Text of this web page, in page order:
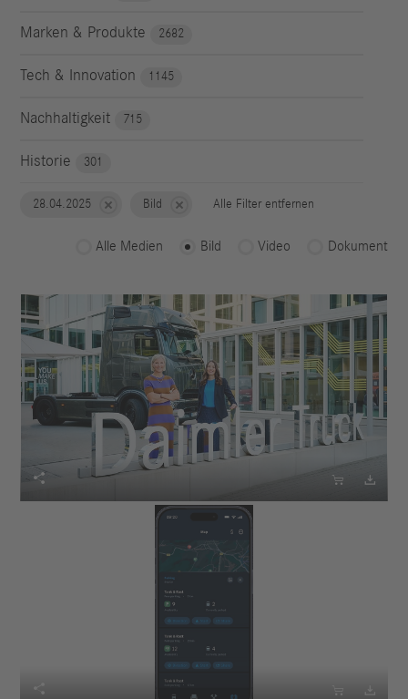
Marken & Produkte 2682
Tech & Innovation 1145
Nachhaltigkeit 715
Historie 301
28.04.2025 Bild Alle Filter entfernen
Alle Medien Bild Video Dokument
  
  